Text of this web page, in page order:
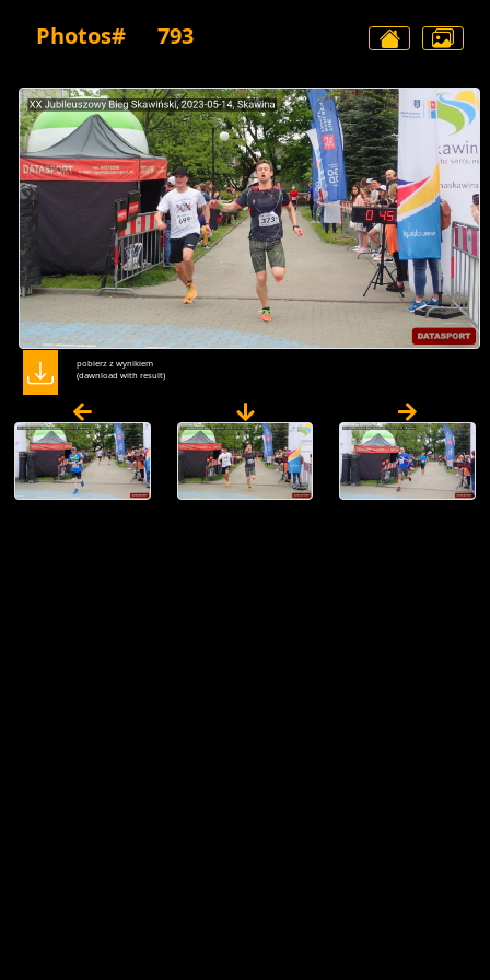
Photos# 793
pobierz z wynikiem
(dawnload with result)